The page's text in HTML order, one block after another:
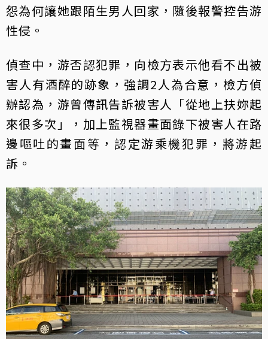
怨為何讓她跟陌生男人回家，隨後報警控告游
性侵。
偵查中，游否認犯罪，向檢方表示他看不出被
害人有酒醉的跡象，強調2人為合意，檢方偵
辦認為，游曾傳訊告訴被害人「從地上扶妳起
來很多次」，加上監視器畫面錄下被害人在路
邊嘔吐的畫面等，認定游乘機犯罪，將游起
訴。